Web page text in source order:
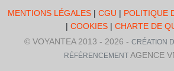
MENTIONS LÉGALES | CGU | POLITIQUE
| COOKIES| CHARTE DE
© VOYANTEA 2013 - 2026 - CRÉATION
RÉFÉRENCEMENT AGENCE